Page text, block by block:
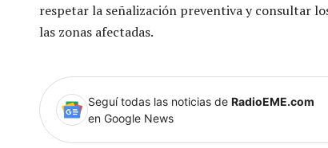
respetar la señalización preventiva y consultar
las zonas afectadas.
Seguí todas las noticias de RadioEME.com
en Google News